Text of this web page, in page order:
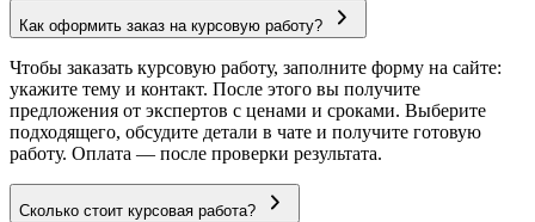
Как оформить заказ на курсовую работу?
Чтобы заказать курсовую работу, заполните форму на сайте:
укажите тему и контакт. После этого вы получите
предложения от экспертов с ценами и сроками. Выберите
подходящего, обсудите детали в чате и получите готовую
работу. Оплата — после проверки результата.
Сколько стоит курсовая работа?